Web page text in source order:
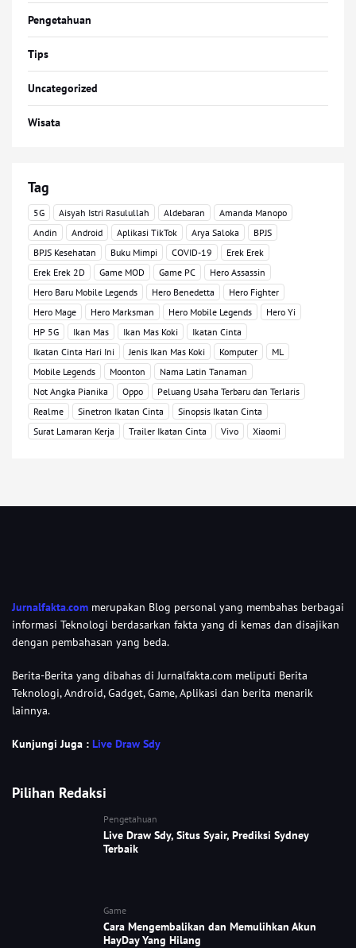
Pengetahuan
Tips
Uncategorized
Wisata
Tag
5G Aisyah Istri Rasulullah Aldebaran
Amanda Manopo
Andin
Android Aplikasi TikTok Arya Saloka
BPJS
BPJS Kesehatan
Buku Mimpi COVID-19
Erek Erek
Erek Erek 2D
Game MOD Game PC
Hero Assassin
Hero Baru Mobile Legends
Hero Benedetta
Hero Fighter
Hero Mage
Hero Marksman Hero Mobile Legends
Hero Yi
HP 5G
Ikan Mas Ikan Mas Koki
Ikatan Cinta
Ikatan Cinta Hari Ini
Jenis Ikan Mas Koki Komputer
ML
Mobile Legends
Moonton
Nama Latin Tanaman
Not Angka Pianika
Oppo
Peluang Usaha Terbaru dan Terlaris
Realme
Sinetron Ikatan Cinta
Sinopsis Ikatan Cinta
Surat Lamaran Kerja
Trailer Ikatan Cinta Vivo Xiaomi
Jurnalfakta.com merupakan Blog personal yang membahas berbagai
informasi Teknologi berdasarkan fakta yang di kemas dan disajikan
dengan pembahasan yang beda.
Berita-Berita yang dibahas di Jurnalfakta.com meliputi Berita
Teknologi, Android, Gadget, Game, Aplikasi dan berita menarik
lainnya.
Kunjungi Juga : Live Draw Sdy
Pilihan Redaksi
Pengetahuan
Live Draw Sdy, Situs Syair, Prediksi Sydney
Terbaik
Game
Cara Mengembalikan dan Memulihkan Akun
HayDay Yang Hilang